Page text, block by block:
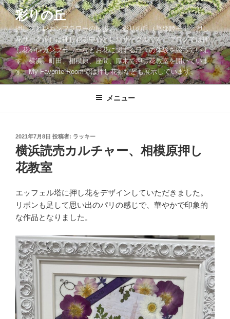
コ
ン
テ
ン
ツ
へ
ス
彩りの丘
押し花とレカンフラワーの散歩道。彩りの丘（草部睦子主宰押し
花サークル）は押し花を中心としたサークルです。ブログでは押
し花やレカンフラワーなどお花に関する日々の体験を綴っていま
す。横浜、町田、相模原、座間、厚木で押し花教室を開いていま
す。My Favorite Roomでは押し花額なども展示しています。
メニュー
投
稿
日:
2021年7月8日 投稿者: ラッキー
横浜読売カルチャー、相模原押し
花教室
エッフェル塔に押し花をデザインしていただきました。
リボンも足して思い出のパリの感じで、華やかで印象的
な作品となりました。